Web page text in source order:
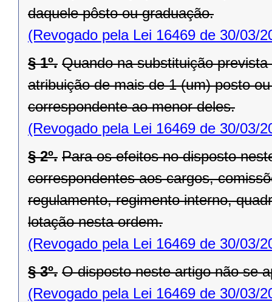
daquele pôsto ou graduação.
(Revogado pela Lei 16469 de 30/03/
§ 1º. Quando na substituição
atribuição de mais de 1 (um) posto
correspondente ao menor deles.
(Revogado pela Lei 16469 de 30/03/
§ 2º. Para os efeitos no disposto
correspondentes aos cargos,
regulamento, regimento interno,
lotação nesta ordem.
(Revogado pela Lei 16469 de 30/03/
§ 3º. O disposto neste artigo não se
(Revogado pela Lei 16469 de 30/03/